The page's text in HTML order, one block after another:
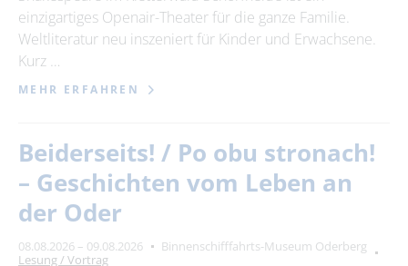
einzigartiges Openair-Theater für die ganze Familie.
Weltliteratur neu inszeniert für Kinder und Erwachsene.
Kurz …
MEHR ERFAHREN
Beiderseits! / Po obu stronach!
– Geschichten vom Leben an
der Oder
08.08.2026 – 09.08.2026
Binnenschifffahrts-Museum Oderberg
Lesung / Vortrag